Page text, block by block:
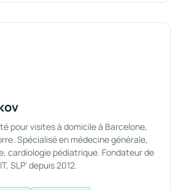
pour visites à domicile à Barcelone,
Spécialisé en médecine générale,
cardiologie pédiatrique. Fondateur de
SLP' depuis 2012.